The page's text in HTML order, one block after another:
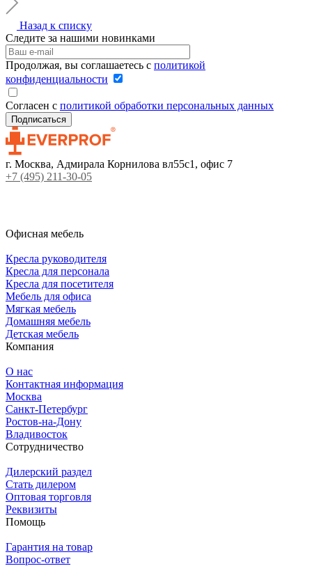
Назад к списку
Следите за нашими новинками
Продолжая, вы соглашаетесь с политикой
конфиденциальности
Согласен с политикой обработки персональных данных
г. Москва, Адмирала Корнилова вл55с1, офис 7
+7 (495) 211-30-05
Офисная мебель
Кресла руководителя
Кресла для персонала
Кресла для посетителя
Мебель для офиса
Мягкая мебель
Домашняя мебель
Детская мебель
Компания
О нас
Контактная информация
Москва
Санкт-Петербург
Ростов-на-Дону
Владивосток
Сотрудничество
Дилерский раздел
Стать дилером
Оптовая торговля
Реквизиты
Помощь
Гарантия на товар
Вопрос-ответ